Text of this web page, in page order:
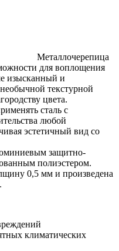
Металлочерепица
для воплощения
изысканный и
текстурной
цвета.
сталь с
любой
эстетичный вид со
защитно-
полиэстером.
0,5 мм и произведена
климатических